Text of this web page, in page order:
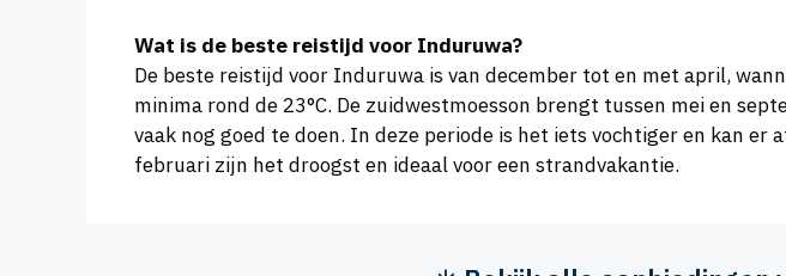
Wat is de beste reistijd voor Induruwa?
De beste reistijd voor Induruwa is van december tot en met april,
minima rond de 23°C. De zuidwestmoesson brengt tussen mei en
vaak nog goed te doen. In deze periode is het iets vochtiger en kan
februari zijn het droogst en ideaal voor een strandvakantie.